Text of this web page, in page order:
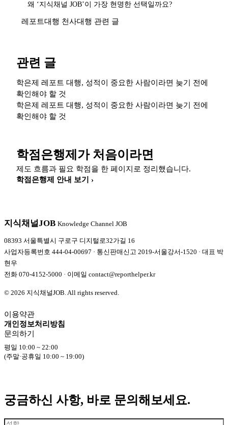
왜 ‘지식채널 JOB’이 가장 현명한 선택일까요?
레포트대행 천사대행 관련 글
관련 글
학은제 레포트 대행, 성적이 중요한 사람이라면 늦기 전에
확인해야 할 것
학은제 레포트 대행, 성적이 중요한 사람이라면 늦기 전에
확인해야 할 것
학점은행제가 처음이라면
제도 흐름과 필요 학점을 한 페이지로 정리했습니다.
학점은행제 안내 보기 ›
지식채널JOB Knowledge Channel JOB
08393 서울특별시 구로구 디지털로32가길 16
사업자등록번호 444-04-00697 · 통신판매신고 2019-서울강서-1520 · 대표 박
현우
전화 070-4152-5000 · 이메일 contact@reporthelper.kr
© 2026 지식채널JOB. All rights reserved.
이용약관
개인정보처리방침
문의하기
평일 10:00 ~ 22:00
(주말·공휴일 10:00 ~ 19:00)
궁금하신 사항, 바로 문의해보세요.